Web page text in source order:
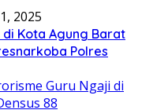
2025
Kota Agung Barat
Polres